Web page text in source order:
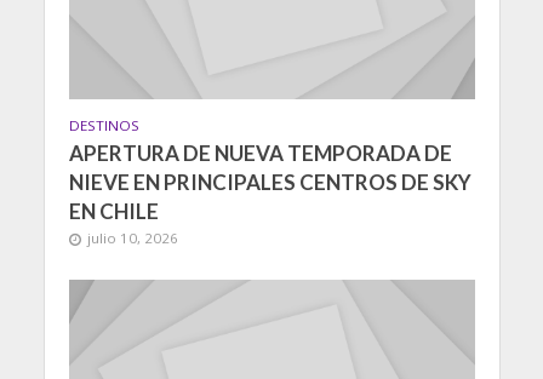
DESTINOS
APERTURA DE NUEVA TEMPORADA DE
NIEVE EN PRINCIPALES CENTROS DE SKY
EN CHILE
julio 10, 2026